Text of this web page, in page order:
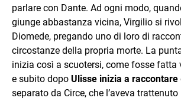
parlare con Dante. Ad ogni modo,
giunge abbastanza vicina, Virgilio si
Diomede, pregando uno di loro di
circostanze della propria morte. La
inizia così a scuotersi, come fosse fatta
e subito dopo Ulisse inizia a raccontare
separato da Circe, che l’aveva